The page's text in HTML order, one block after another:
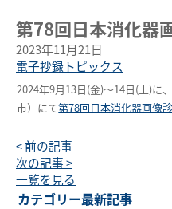
第78回日本消化器
2023年11月21日
電子抄録トピックス
2024年9月13日(金)～14日(土)に
市）にて第78回日本消化器画像
< 前の記事
次の記事 >
一覧を見る
カテゴリー最新記事